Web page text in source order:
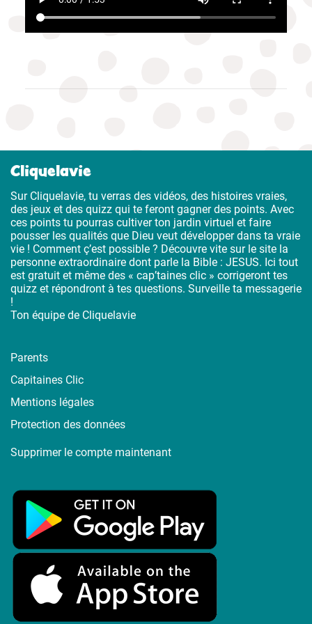
Cliquelavie
Sur Cliquelavie, tu verras des vidéos, des histoires vraies,
des jeux et des quizz qui te feront gagner des points. Avec
ces points tu pourras cultiver ton jardin virtuel et faire
pousser les qualités que Dieu veut développer dans ta vraie
vie ! Comment ç’est possible ? Découvre vite sur le site la
personne extraordinaire dont parle la Bible : JESUS. Ici tout
est gratuit et même des « cap’taines clic » corrigeront tes
quizz et répondront à tes questions. Surveille ta messagerie
!
Ton équipe de Cliquelavie
Parents
Capitaines Clic
Mentions légales
Protection des données
Supprimer le compte maintenant